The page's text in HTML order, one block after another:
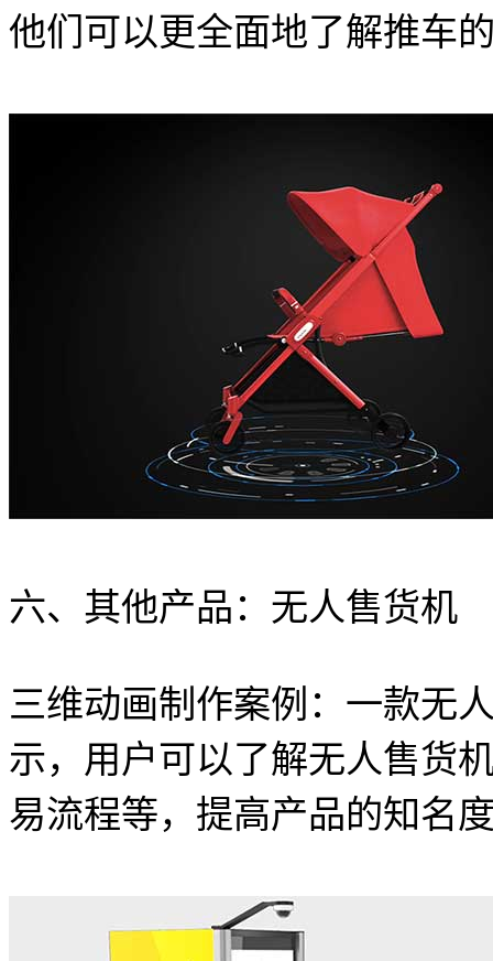
他们可以更全面地了解推车
六、其他产品：无人售货机
三维动画制作案例：一款无
示，用户可以了解无人售货
易流程等，提高产品的知名